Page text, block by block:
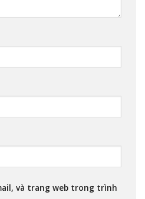
và trang web trong trình